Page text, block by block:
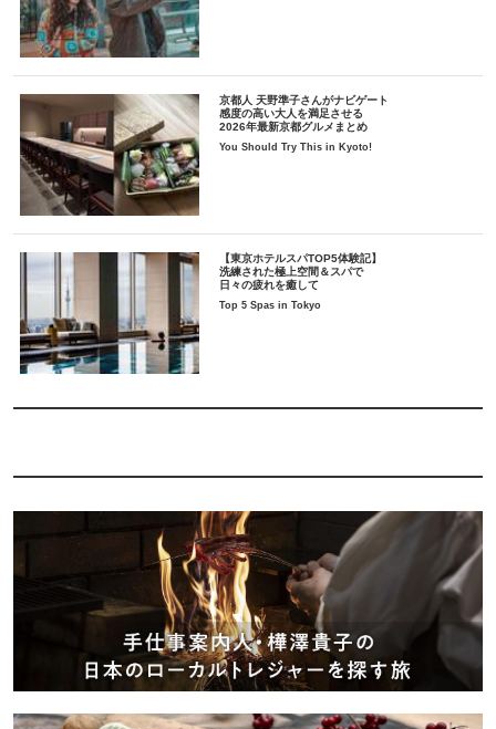
京都人 天野準子さんがナビゲート
感度の高い大人を満足させる
2026年最新京都グルメまとめ
You Should Try This in Kyoto!
【東京ホテルスパTOP5体験記】
洗練された極上空間＆スパで
日々の疲れを癒して
Top 5 Spas in Tokyo